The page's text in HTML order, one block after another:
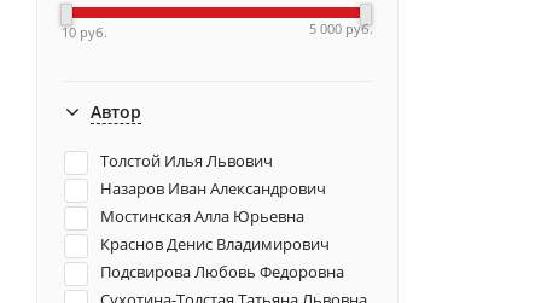
10 руб. 5 000 руб.
Автор
Толстой Илья Львович
Назаров Иван Александрович
Мостинская Алла Юрьевна
Краснов Денис Владимирович
Подсвирова Любовь Федоровна